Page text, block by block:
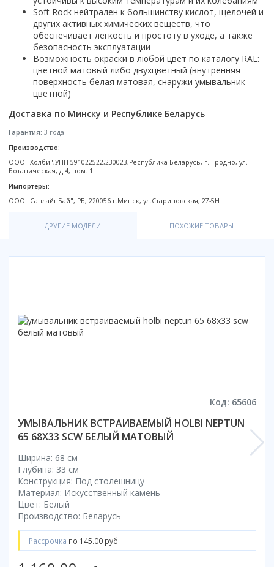
Комплектующие для ванн
Каркас
Ножки
Экраны под ванну
Гидромассажные системы
Wirpool
Китай
Недорогие
Дорогие
Уцененные
Недорогие по акции
Смотреть все
Топ брендов
Domani-spa
River
Welt-wasser
Esbano
Смотреть все
Форма
С раздвижной дверью
С распашной дверью
Низкие
200 см
До 200 см
Смотреть все
Комплектующие
Сифоны
Ролики
Скребки
Коврик для душевой кабины
Форма
Прямоугольные
Закругленная
Комплектующие для унитазов
Гофры
Патрубки
Сиденья
Смотреть все
С отверстием под смеситель
С пьедесталом
С полупьедесталом
Исполнение
Для дачи
Для ванной
Умывальник-столешница
Уличный
Смотреть все
Пьедесталы
Пьедесталы
Полупьедесталы
Италия
Россия
Смотреть все
Размер
40 см
50 см
60 см
65 см
Смотреть все
Страна производитель
Германия
Польша
Сербия
Чехия
Смотреть все
Страна производитель
Германия
Испания
Италия
Польша
Чистящие средства
Grass
Karcher
Vega
Страна производитель
Великобритания
Германия
Италия
Китай
Смотреть все
Пылесосы
Электровеники, электрошвабры
Стеклоочистители
Мойки высокого давления
Подметальные машины
Насосы
Этажерки, стеллажи, полки
Soft Rock нейтрален к большинству кислот, щелочей и
других активных химических веществ, что
обеспечивает легкость и простоту в уходе, а также
безопасность эксплуатации
Возможность окраски в любой цвет по каталогу RAL:
цветной матовый либо двухцветный (внутренняя
поверхность белая матовая, снаружи умывальник
цветной)
Доставка по Минску и Республике Беларусь
Гарантия: 3 года
Производство:
ООО "Холби",УНП 591022522,230023,Республика Беларусь, г. Гродно, ул.
Ботаническая, д.4, пом. 1
Импортеры:
ООО "СанлайнБай", РБ, 220056 г.Минск, ул.Стариновская, 27-5H
ДРУГИЕ МОДЕЛИ ПОХОЖИЕ ТОВАРЫ
Код: 65606
УМЫВАЛЬНИК ВСТРАИВАЕМЫЙ HOLBI NEPTUN
65 68X33 SCW БЕЛЫЙ МАТОВЫЙ
Ширина: 68 см
Глубина: 33 см
Конструкция: Под столешницу
Материал: Искусственный камень
Цвет: Белый
Производство: Беларусь
Рассрочка по 145.00 руб.